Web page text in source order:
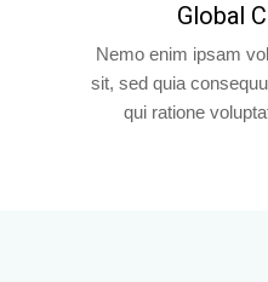
Global
Nemo enim ipsam
sit, sed quia
qui ratione